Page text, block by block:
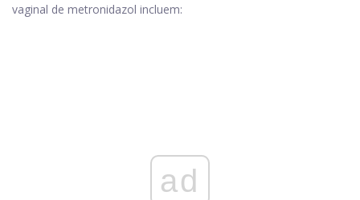
vaginal de metronidazol incluem:
ad